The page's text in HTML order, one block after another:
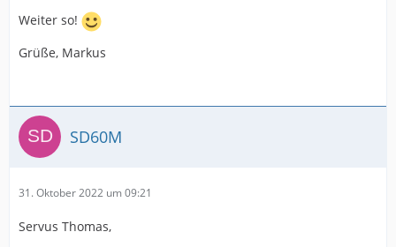
Weiter so!
Grüße, Markus
SD60M
31. Oktober 2022 um 09:21
Servus Thomas,